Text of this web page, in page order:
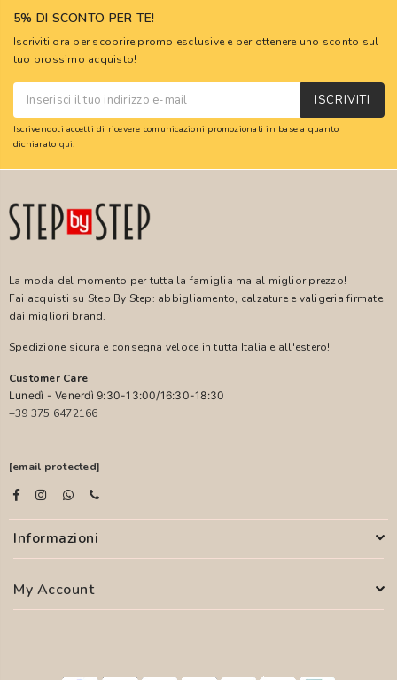
5% DI SCONTO PER TE!
Iscriviti ora per scoprire promo esclusive e per ottenere uno sconto sul
tuo prossimo acquisto!
ISCRIVITI
Iscrivendoti accetti di ricevere comunicazioni promozionali in base a quanto
dichiarato qui.
La moda del momento per tutta la famiglia ma al miglior prezzo!
Fai acquisti su Step By Step: abbigliamento, calzature e valigeria firmate
dai migliori brand.
Spedizione sicura e consegna veloce in tutta Italia e all'estero!
Customer Care
Lunedì - Venerdì 9:30-13:00/16:30-18:30
+39 375 6472166
[email protected]
Informazioni
My Account